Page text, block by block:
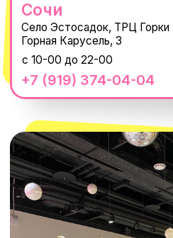
Telegram
WhatsApp
8 800 550-06-92
macrocosm_store@mail.ru
КОНТАКТЫ
Оплата долями
Size guide
Доставка и
Реквизиты
Магазины
Наши путешествия
Наши проекты
Каталог
О КОМПАНИИ
Политика обработки персональных